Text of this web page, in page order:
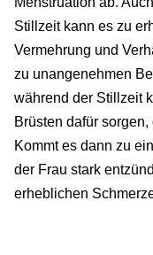
Stillzeit kann es zu
Vermehrung und
zu unangenehmen
während der Stillzeit
Brüsten dafür
Kommt es dann zu
der Frau stark
erheblichen